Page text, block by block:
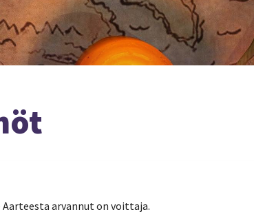
arvannut on voittaja.